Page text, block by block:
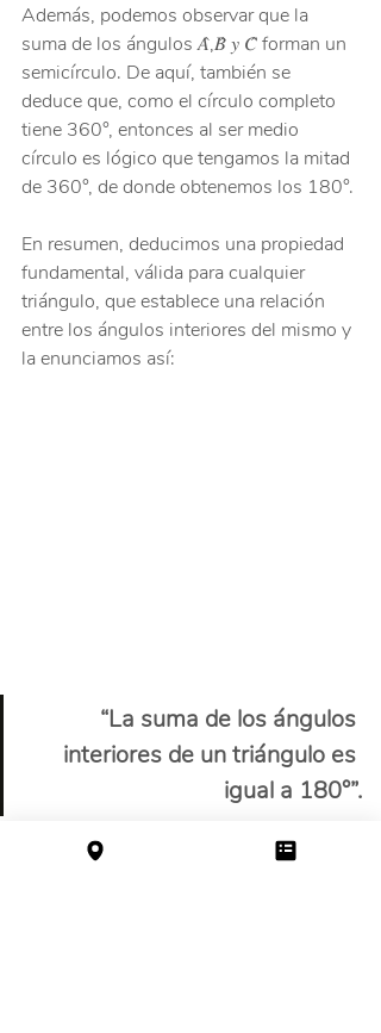
Además, podemos observar que la
suma de los ángulos 𝐴̂,𝐵̂ 𝑦 𝐶̂ forman un
semicírculo. De aquí, también se
deduce que, como el círculo completo
tiene 360°, entonces al ser medio
círculo es lógico que tengamos la mitad
de 360°, de donde obtenemos los 180°.
En resumen, deducimos una propiedad
fundamental, válida para cualquier
triángulo, que establece una relación
entre los ángulos interiores del mismo y
la enunciamos así:
“La suma de los ángulos
interiores de un triángulo es
igual a 180°”.